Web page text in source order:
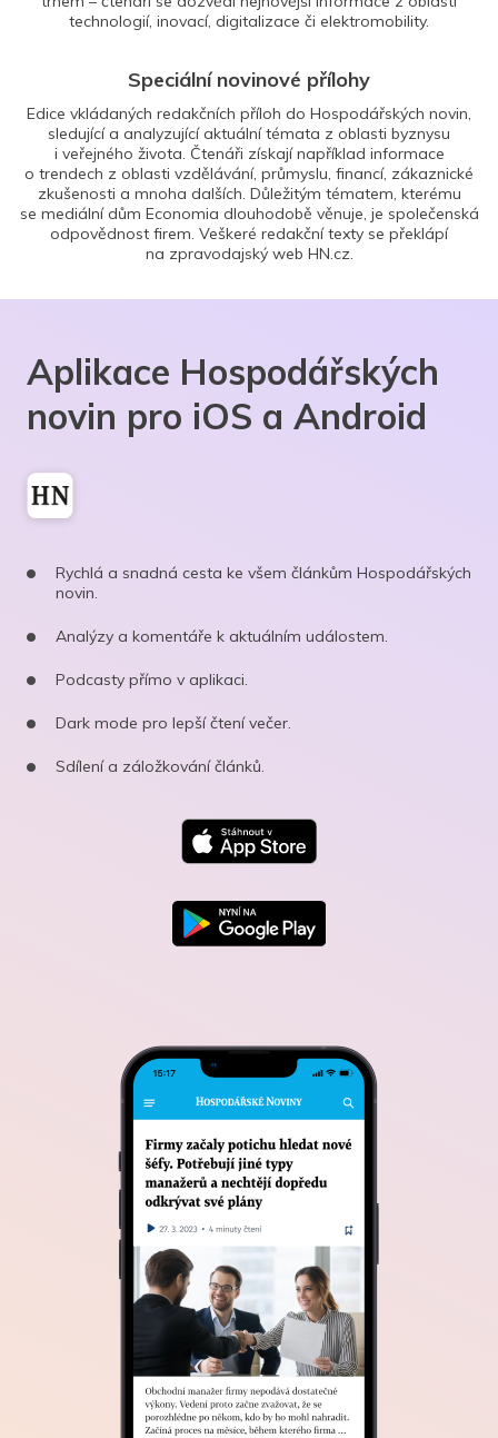
technologií, inovací, digitalizace či elektromobility.
Speciální novinové přílohy
Edice vkládaných redakčních příloh do Hospodářských novin,
sledující a analyzující aktuální témata z oblasti byznysu
i veřejného života. Čtenáři získají například informace
o trendech z oblasti vzdělávání, průmyslu, financí, zákaznické
zkušenosti a mnoha dalších. Důležitým tématem, kterému
se mediální dům Economia dlouhodobě věnuje, je společenská
odpovědnost firem. Veškeré redakční texty se překlápí
na zpravodajský web HN.cz.
Aplikace Hospodářských
novin pro iOS a Android
Rychlá a snadná cesta ke všem článkům Hospodářských
novin.
Analýzy a komentáře k aktuálním událostem.
Podcasty přímo v aplikaci.
Dark mode pro lepší čtení večer.
Sdílení a záložkování článků.